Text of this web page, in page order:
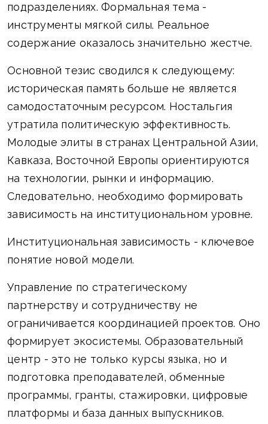
подразделениях. Формальная тема -
инструменты мягкой силы. Реальное
содержание оказалось значительно жестче.
Основной тезис сводился к следующему:
историческая память больше не является
самодостаточным ресурсом. Ностальгия
утратила политическую эффективность.
Молодые элиты в странах Центральной Азии,
Кавказа, Восточной Европы ориентируются
на технологии, рынки и информацию.
Следовательно, необходимо формировать
зависимость на институциональном уровне.
Институциональная зависимость - ключевое
понятие новой модели.
Управление по стратегическому
партнерству и сотрудничеству не
ограничивается координацией проектов. Оно
формирует экосистемы. Образовательный
центр - это не только курсы языка, но и
подготовка преподавателей, обменные
программы, гранты, стажировки, цифровые
платформы и база данных выпускников.